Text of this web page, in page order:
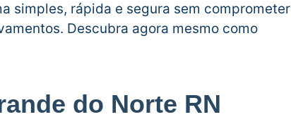
simples, rápida e segura sem comprometer
Descubra agora mesmo como
do Norte RN